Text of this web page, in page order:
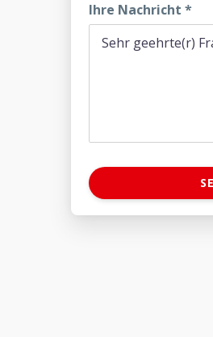
Ihre Nachricht *